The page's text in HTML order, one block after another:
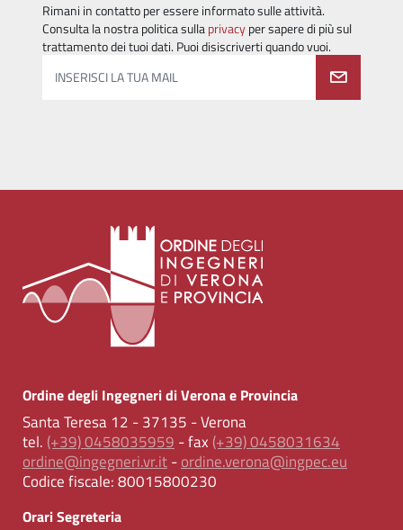
Rimani in contatto per essere informato sulle attività.
Consulta la nostra politica sullaprivacyper sapere di più sul
trattamento dei tuoi dati. Puoi disiscriverti quando vuoi.
INSERISCI LA TUA MAIL
Ordine degli Ingegneri di Verona e Provincia
Santa Teresa 12 - 37135 - Verona
tel. (+39) 0458035959 - fax (+39) 0458031634
ordine@ingegneri.vr.it-ordine.verona@ingpec.eu
Codice fiscale:80015800230
Orari Segreteria